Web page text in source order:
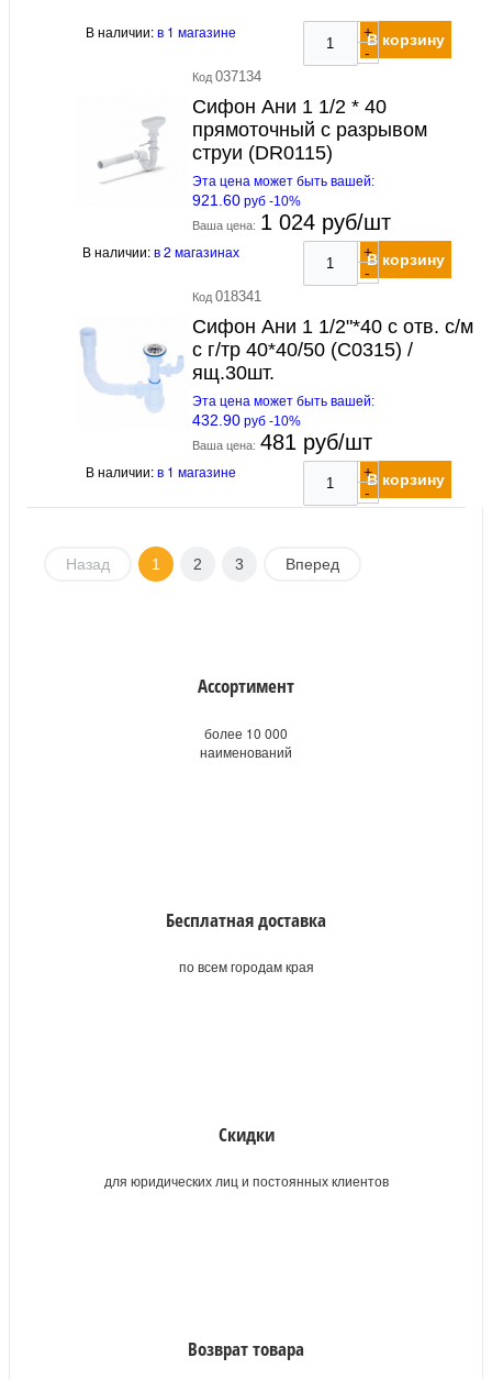
В наличии:в 1 магазине
+
-
В корзину
Код 037134
Сифон Ани 1 1/2 * 40
прямоточный с разрывом
струи (DR0115)
Эта цена может быть вашей:
921.60 руб -10%
Ваша цена: 1 024 руб/шт
В наличии:в 2 магазинах
+
-
В корзину
Код 018341
Сифон Ани 1 1/2"*40 с отв. с/м
с г/тр 40*40/50 (С0315) /
ящ.30шт.
Эта цена может быть вашей:
432.90 руб -10%
Ваша цена: 481 руб/шт
В наличии:в 1 магазине
+
-
В корзину
Назад 1 2 3 Вперед
Ассортимент
более 10 000
наименований
Бесплатная доставка
по всем городам края
Скидки
для юридических лиц и постоянных клиентов
Возврат товара